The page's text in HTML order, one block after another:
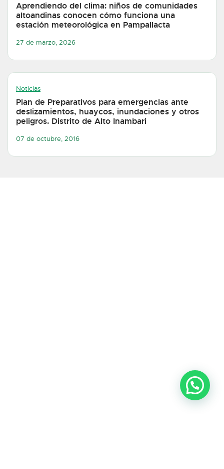
Aprendiendo del clima: niños de comunidades
altoandinas conocen cómo funciona una
estación meteorológica en Pampallacta
27 de marzo, 2026
Noticias
Plan de Preparativos para emergencias ante
deslizamientos, huaycos, inundaciones y otros
peligros. Distrito de Alto Inambari
07 de octubre, 2016